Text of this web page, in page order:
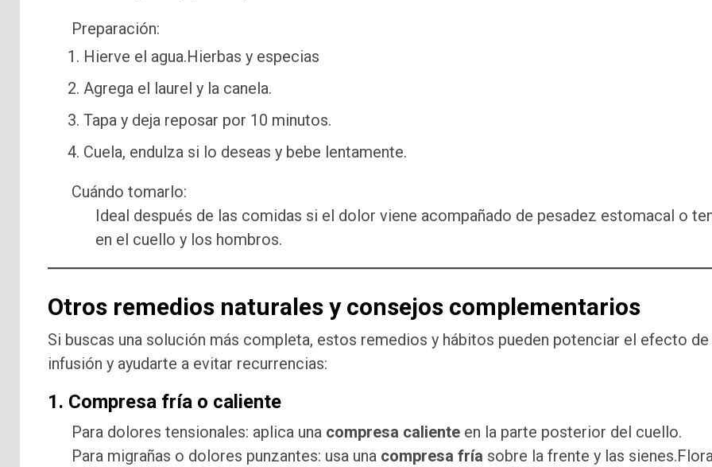
Preparación:
Hierve el agua.Hierbas y especias
Agrega el laurel y la canela.
Tapa y deja reposar por 10 minutos.
Cuela, endulza si lo deseas y bebe lentamente.
Cuándo tomarlo:
Ideal después de las comidas si el dolor viene acompañado de pesadez estomacal o
en el cuello y los hombros.
Otros remedios naturales y consejos complementarios
Si buscas una solución más completa, estos remedios y hábitos pueden potenciar el efecto de
infusión y ayudarte a evitar recurrencias:
1. Compresa fría o caliente
Para dolores tensionales: aplica una compresa caliente en la parte posterior del cuello.
Para migrañas o dolores punzantes: usa una compresa fría sobre la frente y las